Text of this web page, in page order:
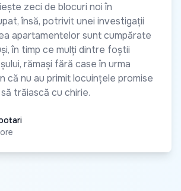
zeci de blocuri noi în
însă, potrivit unei investigații
apartamentelor sunt cumpărate
în timp ce mulți dintre foștii
rămași fără case în urma
că nu au primit locuințele promise
trăiască cu chirie.